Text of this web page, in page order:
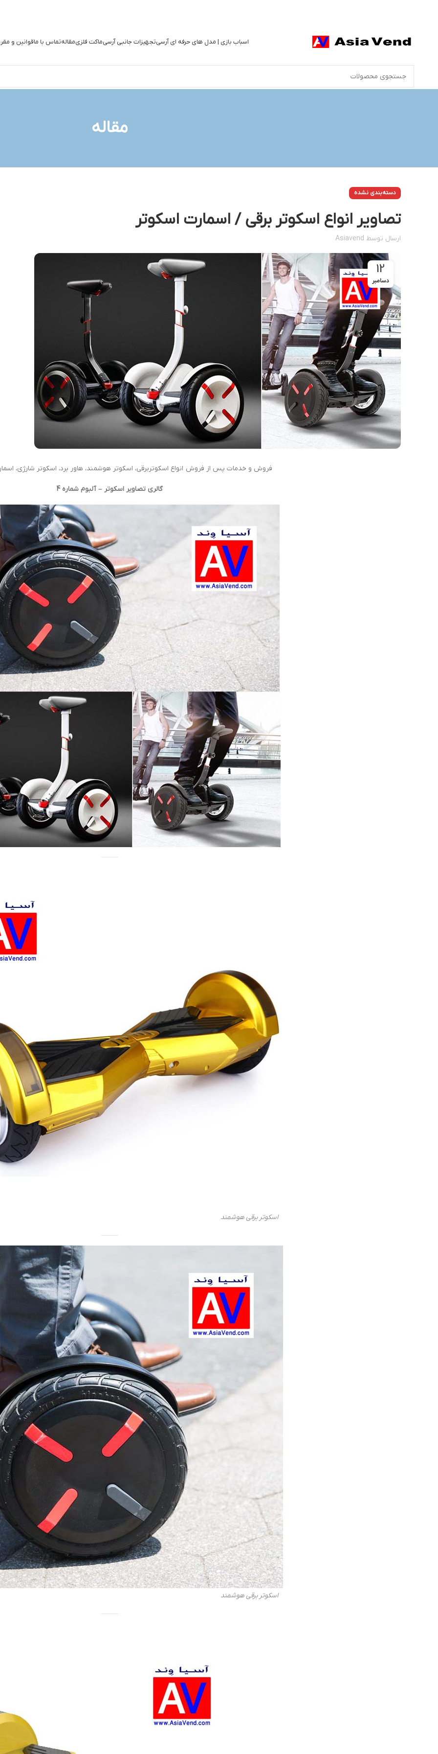
اسباب بازی | مدل های حرفه ای آرسیتجهیزات جانبی آرسیماکت فلزیمقالهتماس با ماقوانین و
مقاله
دسته‌بندی نشده
تصاویر انواع اسکوتر برقی / اسمارت اسکوتر
ارسال توسط Asiavend
12
دسامبر
فروش و خدمات پس از فروش انواع اسکوتربرقی، اسکوتر هوشمند، هاور برد، اسکوتر شارژی،
گالری تصاویر اسکوتر – آلبوم شماره 4
اسکوتر برقی هوشمند
اسکوتر برقی هوشمند